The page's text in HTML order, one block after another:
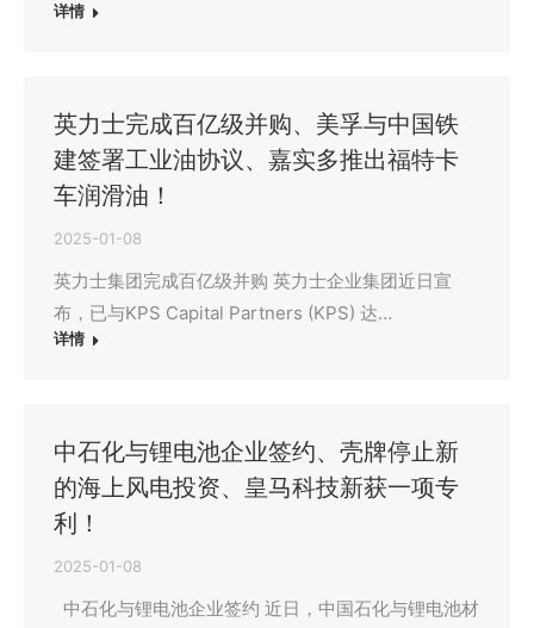
详情
英力士完成百亿级并购、美孚与中国铁
建签署工业油协议、嘉实多推出福特卡
车润滑油！
2025-01-08
英力士集团完成百亿级并购 英力士企业集团近日宣
布，已与KPS Capital Partners (KPS) 达…
详情
中石化与锂电池企业签约、壳牌停止新
的海上风电投资、皇马科技新获一项专
利！
2025-01-08
中石化与锂电池企业签约 近日，中国石化与锂电池材